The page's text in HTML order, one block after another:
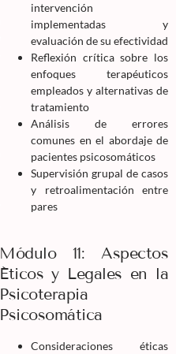
intervención
implementadas y
evaluación de su efectividad
Reflexión crítica sobre los
enfoques terapéuticos
empleados y alternativas de
tratamiento
Análisis de errores
comunes en el abordaje de
pacientes psicosomáticos
Supervisión grupal de casos
y retroalimentación entre
pares
Módulo 11: Aspectos
Éticos y Legales en la
Psicoterapia
Psicosomática
Consideraciones éticas